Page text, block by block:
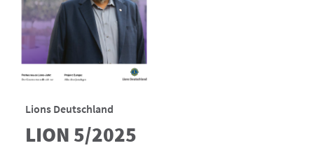
Lions Deutschland
LION 5/2025